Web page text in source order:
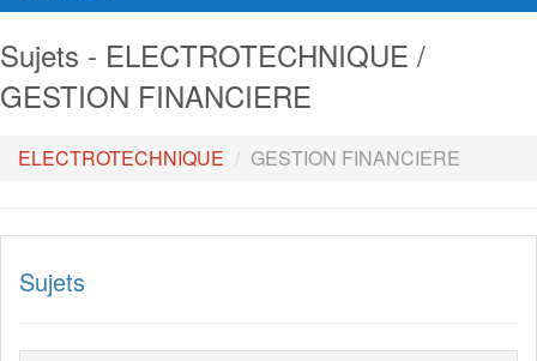
Sujets - ELECTROTECHNIQUE /
GESTION FINANCIERE
ELECTROTECHNIQUE GESTION FINANCIERE
Sujets